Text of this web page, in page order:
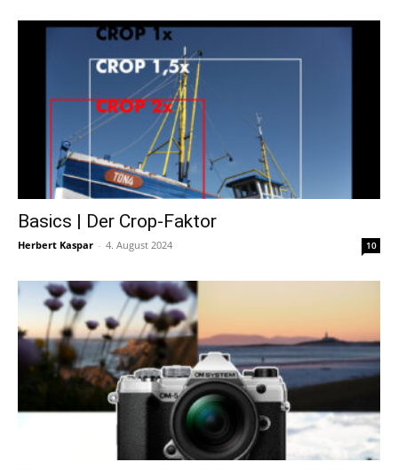
Basics | Der Crop-Faktor
Herbert Kaspar - 4. August 2024 10